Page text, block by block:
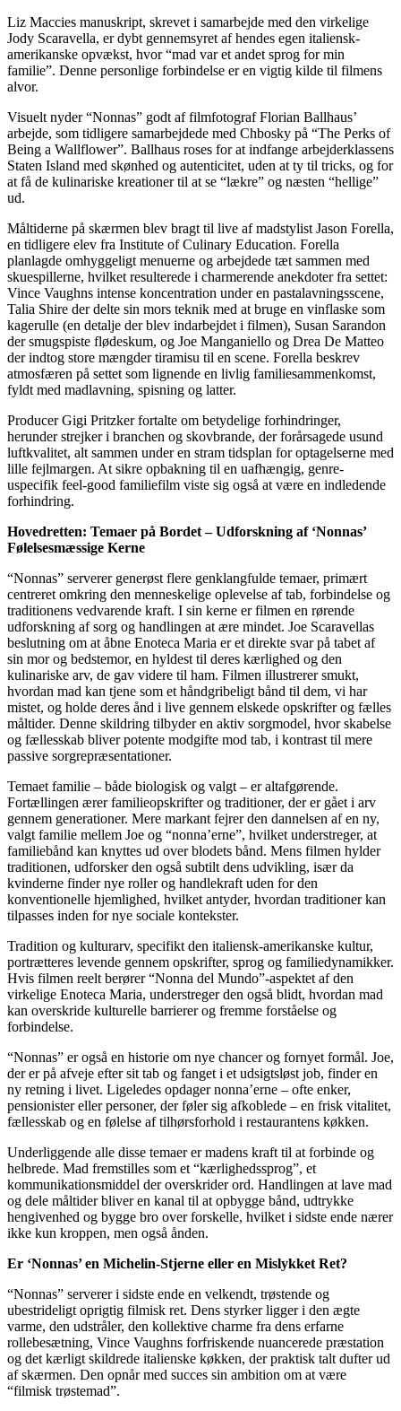
Liz Maccies manuskript, skrevet i samarbejde med den virkelige
Jody Scaravella, er dybt gennemsyret af hendes egen italiensk-
amerikanske opvækst, hvor “mad var et andet sprog for min
familie”. Denne personlige forbindelse er en vigtig kilde til filmens
alvor.
Visuelt nyder “Nonnas” godt af filmfotograf Florian Ballhaus’
arbejde, som tidligere samarbejdede med Chbosky på “The Perks of
Being a Wallflower”. Ballhaus roses for at indfange arbejderklassens
Staten Island med skønhed og autenticitet, uden at ty til tricks, og for
at få de kulinariske kreationer til at se “lækre” og næsten “hellige”
ud.
Måltiderne på skærmen blev bragt til live af madstylist Jason Forella,
en tidligere elev fra Institute of Culinary Education. Forella
planlagde omhyggeligt menuerne og arbejdede tæt sammen med
skuespillerne, hvilket resulterede i charmerende anekdoter fra settet:
Vince Vaughns intense koncentration under en pastalavningsscene,
Talia Shire der delte sin mors teknik med at bruge en vinflaske som
kagerulle (en detalje der blev indarbejdet i filmen), Susan Sarandon
der smugspiste flødeskum, og Joe Manganiello og Drea De Matteo
der indtog store mængder tiramisu til en scene. Forella beskrev
atmosfæren på settet som lignende en livlig familiesammenkomst,
fyldt med madlavning, spisning og latter.
Producer Gigi Pritzker fortalte om betydelige forhindringer,
herunder strejker i branchen og skovbrande, der forårsagede usund
luftkvalitet, alt sammen under en stram tidsplan for optagelserne med
lille fejlmargen. At sikre opbakning til en uafhængig, genre-
uspecifik feel-good familiefilm viste sig også at være en indledende
forhindring.
Hovedretten: Temaer på Bordet – Udforskning af ‘Nonnas’
Følelsesmæssige Kerne
“Nonnas” serverer generøst flere genklangfulde temaer, primært
centreret omkring den menneskelige oplevelse af tab, forbindelse og
traditionens vedvarende kraft. I sin kerne er filmen en rørende
udforskning af sorg og handlingen at ære mindet. Joe Scaravellas
beslutning om at åbne Enoteca Maria er et direkte svar på tabet af
sin mor og bedstemor, en hyldest til deres kærlighed og den
kulinariske arv, de gav videre til ham. Filmen illustrerer smukt,
hvordan mad kan tjene som et håndgribeligt bånd til dem, vi har
mistet, og holde deres ånd i live gennem elskede opskrifter og fælles
måltider. Denne skildring tilbyder en aktiv sorgmodel, hvor skabelse
og fællesskab bliver potente modgifte mod tab, i kontrast til mere
passive sorgrepræsentationer.
Temaet familie – både biologisk og valgt – er altafgørende.
Fortællingen ærer familieopskrifter og traditioner, der er gået i arv
gennem generationer. Mere markant fejrer den dannelsen af en ny,
valgt familie mellem Joe og “nonna’erne”, hvilket understreger, at
familiebånd kan knyttes ud over blodets bånd. Mens filmen hylder
traditionen, udforsker den også subtilt dens udvikling, især da
kvinderne finder nye roller og handlekraft uden for den
konventionelle hjemlighed, hvilket antyder, hvordan traditioner kan
tilpasses inden for nye sociale kontekster.
Tradition og kulturarv, specifikt den italiensk-amerikanske kultur,
portrætteres levende gennem opskrifter, sprog og familiedynamikker.
Hvis filmen reelt berører “Nonna del Mundo”-aspektet af den
virkelige Enoteca Maria, understreger den også blidt, hvordan mad
kan overskride kulturelle barrierer og fremme forståelse og
forbindelse.
“Nonnas” er også en historie om nye chancer og fornyet formål. Joe,
der er på afveje efter sit tab og fanget i et udsigtsløst job, finder en
ny retning i livet. Ligeledes opdager nonna’erne – ofte enker,
pensionister eller personer, der føler sig afkoblede – en frisk vitalitet,
fællesskab og en følelse af tilhørsforhold i restaurantens køkken.
Underliggende alle disse temaer er madens kraft til at forbinde og
helbrede. Mad fremstilles som et “kærlighedssprog”, et
kommunikationsmiddel der overskrider ord. Handlingen at lave mad
og dele måltider bliver en kanal til at opbygge bånd, udtrykke
hengivenhed og bygge bro over forskelle, hvilket i sidste ende nærer
ikke kun kroppen, men også ånden.
Er ‘Nonnas’ en Michelin-Stjerne eller en Mislykket Ret?
“Nonnas” serverer i sidste ende en velkendt, trøstende og
ubestrideligt oprigtig filmisk ret. Dens styrker ligger i den ægte
varme, den udstråler, den kollektive charme fra dens erfarne
rollebesætning, Vince Vaughns forfriskende nuancerede præstation
og det kærligt skildrede italienske køkken, der praktisk talt dufter ud
af skærmen. Den opnår med succes sin ambition om at være
“filmisk trøstemad”.